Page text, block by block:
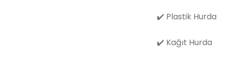
✔️ Plastik Hurda
✔️ Kağıt Hurda